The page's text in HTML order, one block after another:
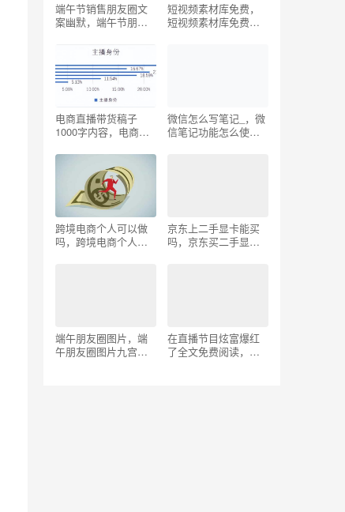
端午节销售朋友圈文
案幽默，端午节朋友
短视频素材库免费，
短视频素材库免费下
电商直播带货稿子
1000字内容，电商直
全？
微信怎么写笔记_，微
信笔记功能怎么使
跨境电商个人可以做
吗，跨境电商个人可
京东上二手显卡能买
吗，京东买二手显卡
端午朋友圈图片，端
午朋友圈图片九宫
在直播节目炫富爆红
了全文免费阅读，在